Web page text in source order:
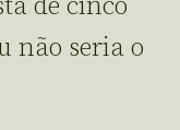
não seria o